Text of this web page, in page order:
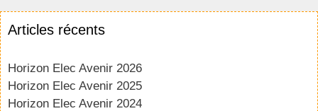
Articles récents
Horizon Elec Avenir 2026
Horizon Elec Avenir 2025
Horizon Elec Avenir 2024